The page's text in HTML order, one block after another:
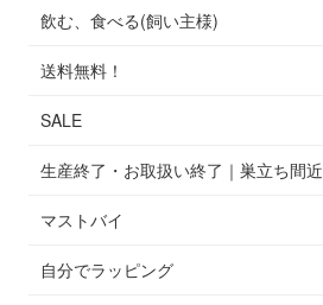
飲む、食べる(飼い主様)
送料無料！
SALE
生産終了・お取扱い終了｜巣立ち間近
マストバイ
自分でラッピング